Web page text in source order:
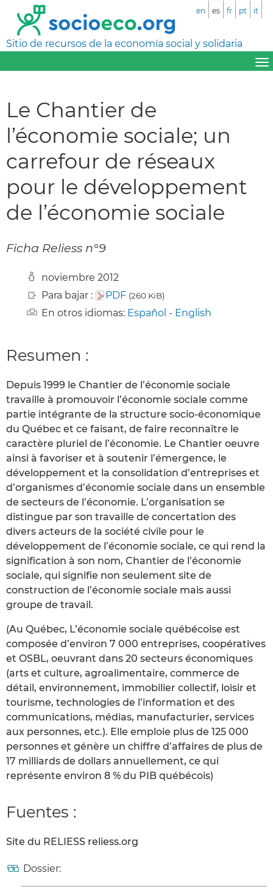
Sitio de recursos de la economía social y solidaria
en es fr pt it
Le Chantier de
l’économie sociale; un
carrefour de réseaux
pour le développement
de l’économie sociale
Ficha Reliess n°9
noviembre 2012
Para bajar :
PDF (260 KiB)
En otros idiomas: Español - English
Resumen :
Depuis 1999 le Chantier de l’économie sociale
travaille à promouvoir l’économie sociale comme
partie intégrante de la structure socio-économique
du Québec et ce faisant, de faire reconnaître le
caractère pluriel de l’économie. Le Chantier oeuvre
ainsi à favoriser et à soutenir l’émergence, le
développement et la consolidation d’entreprises et
d’organismes d’économie sociale dans un ensemble
de secteurs de l’économie. L’organisation se
distingue par son travaille de concertation des
divers acteurs de la société civile pour le
développement de l’économie sociale, ce qui rend la
signification à son nom, Chantier de l’économie
sociale, qui signifie non seulement site de
construction de l’économie sociale mais aussi
groupe de travail.
(Au Québec, L’économie sociale québécoise est
composée d’environ 7 000 entreprises, coopératives
et OSBL, oeuvrant dans 20 secteurs économiques
(arts et culture, agroalimentaire, commerce de
détail, environnement, immobilier collectif, loisir et
tourisme, technologies de l’information et des
communications, médias, manufacturier, services
aux personnes, etc.). Elle emploie plus de 125 000
personnes et génère un chiffre d’affaires de plus de
17 milliards de dollars annuellement, ce qui
représente environ 8 % du PIB québécois)
Fuentes :
Site du RELIESS reliess.org
Dossier: